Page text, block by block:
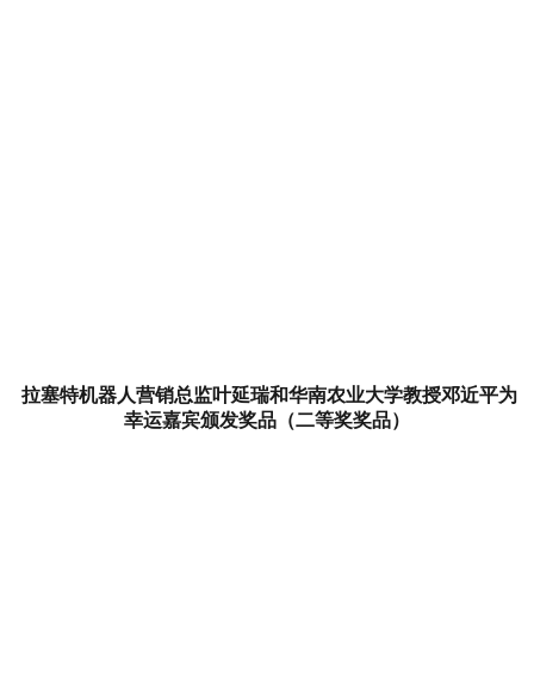
拉塞特机器人营销总监叶延瑞和华南农业大学教授邓近平为
幸运嘉宾颁发奖品（二等奖奖品）